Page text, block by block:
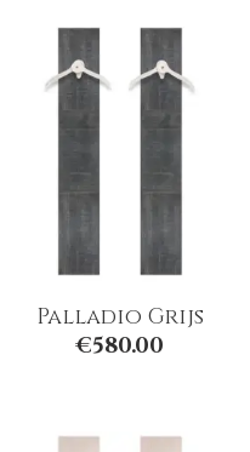
Palladio Grijs
€580.00